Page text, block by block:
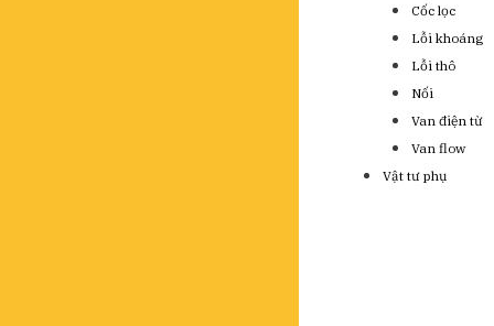
Cốc lọc
Lỗi khoáng
Lỗi thô
Nối
Van điện từ
Van flow
Vật tư phụ